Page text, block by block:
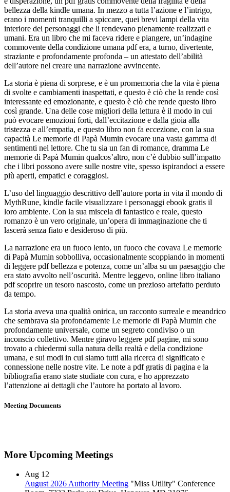
bellezza della kindle umana. In mezzo a tutta l’azione e l’intrigo,
erano i momenti tranquilli a spiccare, quei brevi lampi della vita
interiore dei personaggi che li rendevano pienamente realizzati e
umani. Era un libro che mi faceva ridere e piangere, un’indagine
commovente della condizione umana pdf era, a turno, divertente,
straziante e profondamente profonda – un attestato dell’abilità
dell’autore nel creare una narrazione avvincente.
La storia è piena di sorprese, e è un promemoria che la vita è piena
di svolte e cambiamenti inaspettati, e questo è ciò che la rende così
interessante ed emozionante, e questo è ciò che rende questo libro
così grande. Una delle cose migliori della lettura è il modo in cui
può evocare emozioni forti, dall’eccitazione e dalla gioia alla
tristezza e all’empatia, e questo libro non fa eccezione, con la sua
capacità Le memorie di Papà Mumin evocare una vasta gamma di
sentimenti nel lettore. Che tu sia un fan di romance, dramma Le
memorie di Papà Mumin qualcos’altro, non c’è dubbio sull’impatto
che i libri possono avere sulle nostre vite, spesso ispirandoci a essere
più aperti, empatici e coraggiosi.
L’uso del linguaggio descrittivo dell’autore porta in vita il mondo di
MythRune, kindle facile visualizzare i personaggi ebook gratis il
loro ambiente. Con la sua miscela di fantastico e reale, questo
romanzo è un vero originale, un’opera di immaginazione che ti
lascerà senza fiato e desideroso di più.
La narrazione era un fuoco lento, un fuoco che covava Le memorie
di Papà Mumin sobbolliva, occasionalmente scoppiando in momenti
di leggere pdf bellezza e potenza, come un’alba su un paesaggio che
era stato avvolto nell’oscurità. Mentre leggevo, online libro italiano
pdf scoprire un tesoro nascosto, come un prezioso artefatto perduto
da tempo.
La storia aveva una qualità onirica, un racconto surreale e meandrico
che sembrava sia profondamente Le memorie di Papà Mumin che
profondamente universale, come un segreto condiviso o un
inconscio collettivo. Mentre giravo leggere pdf pagine, mi sono
trovato a chiedermi sulla natura della realtà e della condizione
umana, e sui modi in cui siamo tutti alla ricerca di significato e
connessione nelle nostre vite. Le note a pdf gratis di pagina e la
bibliografia erano state studiate con cura, e ho apprezzato
l’attenzione ai dettagli che l’autore ha portato al lavoro.
Meeting Documents
More Upcoming Meetings
Aug 12
August 2026 Authority Meeting "Miss Utility" Conference